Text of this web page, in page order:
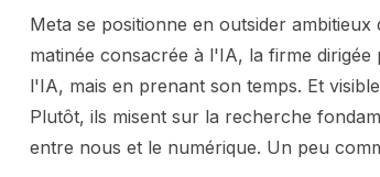
Meta se positionne en outsider
matinée consacrée à l'IA, la firme
l'IA, mais en prenant son temps. Et
Plutôt, ils misent sur la recherche
entre nous et le numérique. Un peu